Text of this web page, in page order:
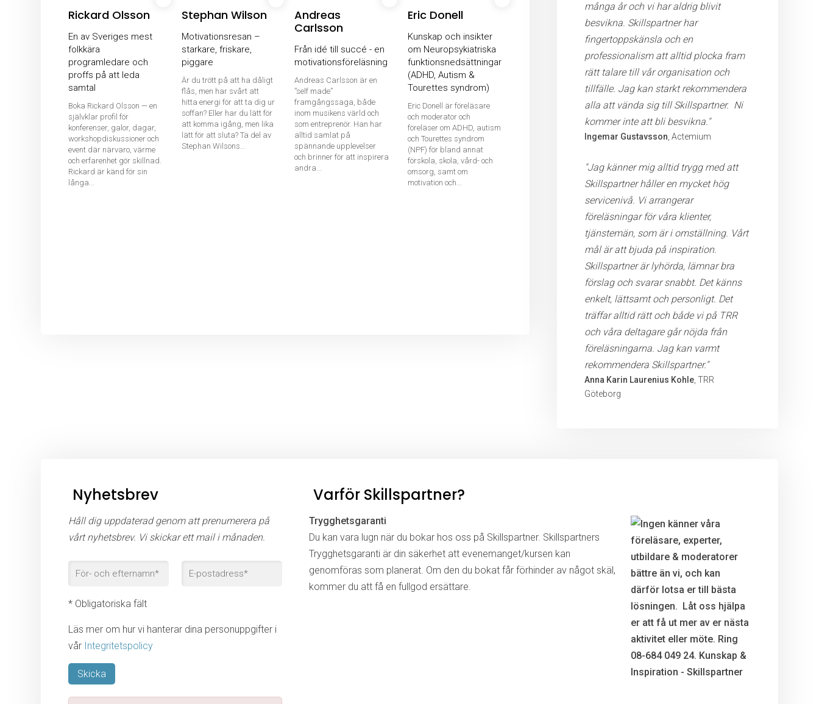
Rickard Olsson
En av Sveriges mest
folkkära
programledare och
proffs på att leda
samtal
Boka Rickard Olsson — en
självklar profil för
konferenser, galor, dagar,
workshopdiskussioner och
event där närvaro, värme
och erfarenhet gör skillnad.
Rickard är känd för sin
långa...
Stephan Wilson
Motivationsresan –
starkare, friskare,
piggare
Är du trött på att ha dåligt
flås, men har svårt att
hitta energi för att ta dig ur
soffan? Eller har du lätt för
att komma igång, men lika
lätt för att sluta? Ta del av
Stephan Wilsons...
Andreas
Carlsson
Från idé till succé - en
motivationsföreläsning
Andreas Carlsson är en
”self made”
framgångssaga, både
inom musikens värld och
som entreprenör. Han har
alltid samlat på
spännande upplevelser
och brinner för att inspirera
andra...
Eric Donell
Kunskap och insikter
om Neuropsykiatriska
funktionsnedsättningar
(ADHD, Autism &
Tourettes syndrom)
Eric Donell är föreläsare
och moderator och
föreläser om ADHD, autism
och Tourettes syndrom
(NPF) för bland annat
förskola, skola, vård- och
omsorg, samt om
motivation och...
många år och vi har aldrig blivit
besvikna. Skillspartner har
fingertoppskänsla och en
professionalism att alltid plocka fram
rätt talare till vår organisation och
tillfälle. Jag kan starkt rekommendera
alla att vända sig till Skillspartner. Ni
kommer inte att bli besvikna."
Ingemar Gustavsson , Actemium
"Jag känner mig alltid trygg med att
Skillspartner håller en mycket hög
servicenivå. Vi arrangerar
föreläsningar för våra klienter,
tjänstemän, som är i omställning. Vårt
mål är att bjuda på inspiration.
Skillspartner är lyhörda, lämnar bra
förslag och svarar snabbt. Det känns
enkelt, lättsamt och personligt. Det
träffar alltid rätt och både vi på TRR
och våra deltagare går nöjda från
föreläsningarna. Jag kan varmt
rekommendera Skillspartner."
Anna Karin Laurenius Kohle , TRR
Göteborg
Nyhetsbrev
Håll dig uppdaterad genom att prenumerera på
vårt nyhetsbrev. Vi skickar ett mail i månaden.
* Obligatoriska fält
Läs mer om hur vi hanterar dina personuppgifter i
vår Integritetspolicy
Lämna detta fält tomt.
Varför Skillspartner?
Trygghetsgaranti
Du kan vara lugn när du bokar hos oss på Skillspartner. Skillspartners
Trygghetsgaranti är din säkerhet att evenemanget/kursen kan
genomföras som planerat. Om den du bokat får förhinder av något skäl,
kommer du att få en fullgod ersättare.